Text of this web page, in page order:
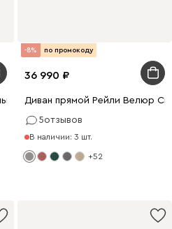
Молочный
-8% по промокоду
36 990
Диван прямой Рейли Велюр
5отзывов
В наличии: 3 шт.
+52